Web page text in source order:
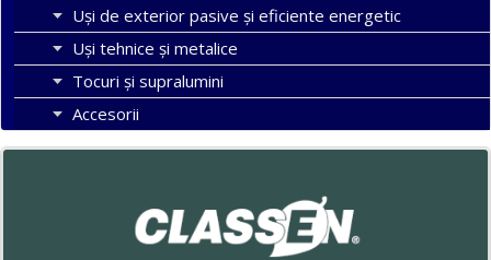
Uşi de exterior pasive şi eficiente energetic
Uși tehnice și metalice
Tocuri şi supralumini
Accesorii